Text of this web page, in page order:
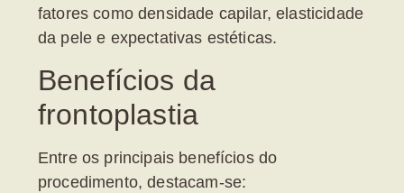
fatores como densidade capilar, elasticidade
da pele e expectativas estéticas.
Benefícios da
frontoplastia
Entre os principais benefícios do
procedimento, destacam-se: